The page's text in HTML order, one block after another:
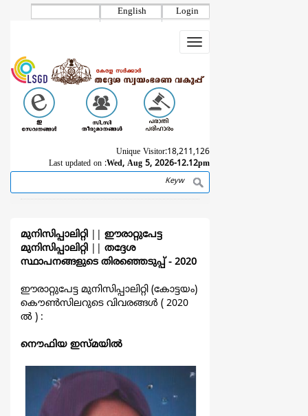
Login
English
Toggle
navigation
Unique Visitor:18,211,126
Last updated on :Wed, Aug 5, 2026-12.12pm
Search
മുനിസിപ്പാലിറ്റി
ഈരാറ്റുപേട്ട
മുനിസിപ്പാലിറ്റി
തദ്ദേശ
സ്ഥാപനങ്ങളുടെ തിരഞ്ഞെടുപ്പ്‌ - 2020
ഈരാറ്റുപേട്ട മുനിസിപ്പാലിറ്റി (കോട്ടയം)
കൌൺസിലറുടെ വിവരങ്ങള്‍ ( 2020
ല്‍ ) :
നൌഫിയ ഇസ്മയില്‍